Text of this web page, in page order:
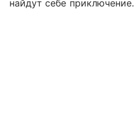
найдут себе приключение.